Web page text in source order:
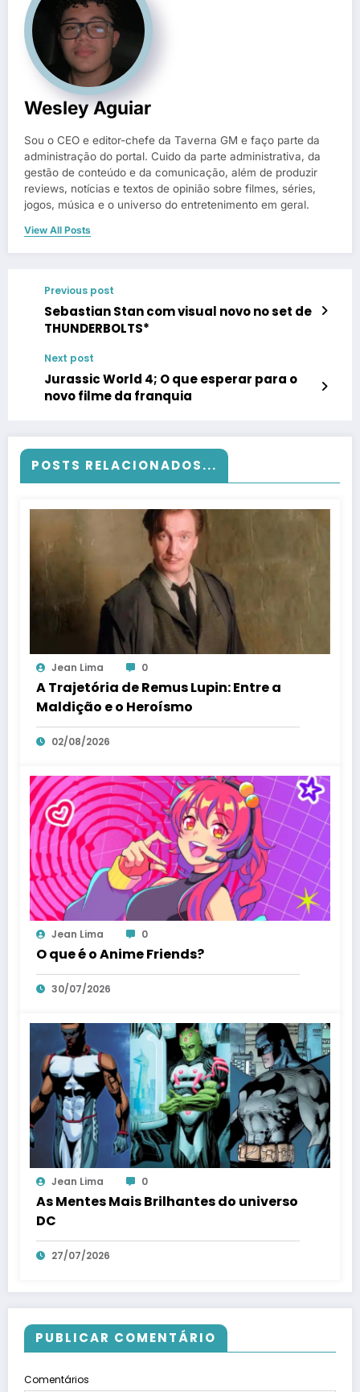
Wesley Aguiar
Sou o CEO e editor-chefe da Taverna GM e faço parte da
administração do portal. Cuido da parte administrativa, da
gestão de conteúdo e da comunicação, além de produzir
reviews, notícias e textos de opinião sobre filmes, séries,
jogos, música e o universo do entretenimento em geral.
View All Posts
Previous post
Sebastian Stan com visual novo no set de
THUNDERBOLTS*
Next post
Jurassic World 4; O que esperar para o
novo filme da franquia
POSTS RELACIONADOS...
Jean Lima 0
A Trajetória de Remus Lupin: Entre a
Maldição e o Heroísmo
02/08/2026
Jean Lima 0
O que é o Anime Friends?
30/07/2026
Jean Lima 0
As Mentes Mais Brilhantes do universo
DC
27/07/2026
PUBLICAR COMENTÁRIO
Comentários